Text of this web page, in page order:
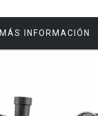
MÁS INFORMACIÓN